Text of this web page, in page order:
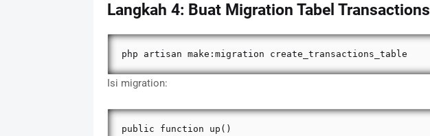
Langkah 4: Buat Migration Tabel Transactions
php artisan make:migration create_transactions_table
Isi migration:
public function up()